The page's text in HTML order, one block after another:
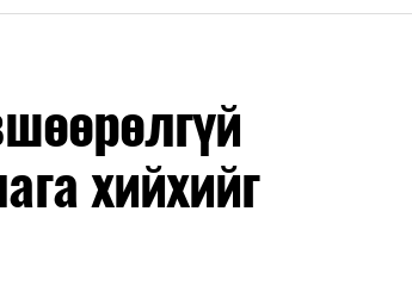
Mongolia системээр бүртгэнэ.
дээр ажиллахгүй.
хийхийг